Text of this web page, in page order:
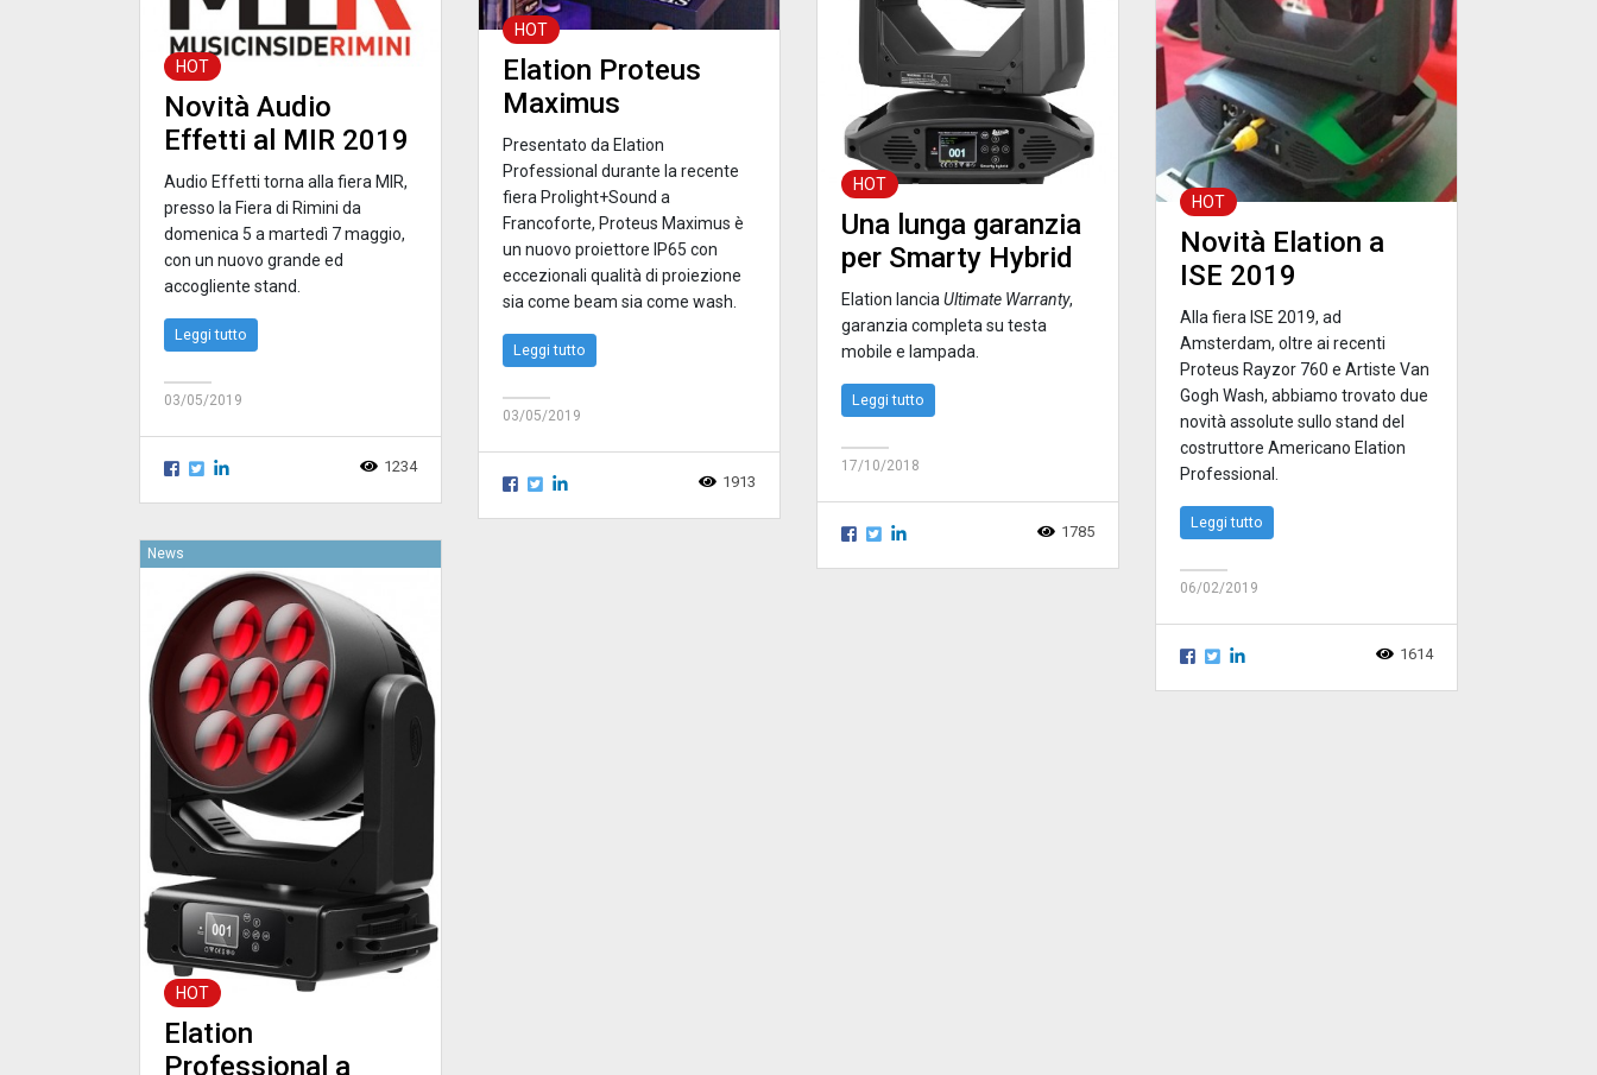
HOT
Elation Proteus
Maximus
Presentato da Elation
Professional durante la recente
fiera Prolight+Sound a
Francoforte, Proteus Maximus è
un nuovo proiettore IP65 con
eccezionali qualità di proiezione
sia come beam sia come wash.
Leggi tutto
03/05/2019
1913
HOT
Novità Audio
Effetti al MIR 2019
Audio Effetti torna alla fiera MIR,
presso la Fiera di Rimini da
domenica 5 a martedì 7 maggio,
con un nuovo grande ed
accogliente stand.
Leggi tutto
03/05/2019
1234
HOT
Novità Elation a
ISE 2019
Alla fiera ISE 2019, ad
Amsterdam, oltre ai recenti
Proteus Rayzor 760 e Artiste Van
Gogh Wash, abbiamo trovato due
novità assolute sullo stand del
costruttore Americano Elation
Professional.
Leggi tutto
06/02/2019
1614
HOT
Una lunga garanzia
per Smarty Hybrid
Elation lancia Ultimate Warranty,
garanzia completa su testa
mobile e lampada.
Leggi tutto
17/10/2018
1785
News
HOT
Elation
Professional a